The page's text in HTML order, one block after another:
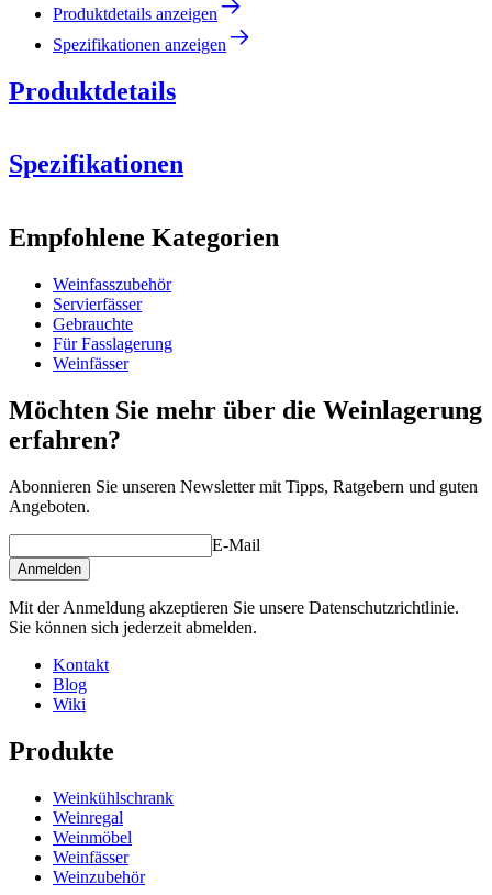
Produktdetails anzeigen
Spezifikationen anzeigen
Produktdetails
Spezifikationen
ProduktnummerWOB-TS5
Abmessungen (BxHxT cm)
Gewicht (kg)
Empfohlene Kategorien
Weinfasszubehör
Servierfässer
Gebrauchte
Für Fasslagerung
Weinfässer
Möchten Sie mehr über die Weinlagerung
erfahren?
Abonnieren Sie unseren Newsletter mit Tipps, Ratgebern und guten
Angeboten.
E-Mail
Anmelden
Mit der Anmeldung akzeptieren Sie unsere Datenschutzrichtlinie.
Sie können sich jederzeit abmelden.
Kontakt
Blog
Wiki
Produkte
Weinkühlschrank
Weinregal
Weinmöbel
Weinfässer
Weinzubehör